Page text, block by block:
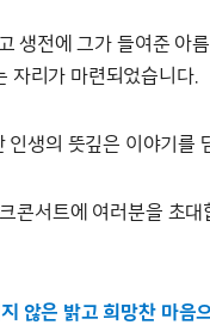
생전에 그가 들여준 아
자리가 마련되었습니다.
인생의 뜻깊은 이야기를
콘서트에 여러분을 초대
않은 밝고 희망찬 마음